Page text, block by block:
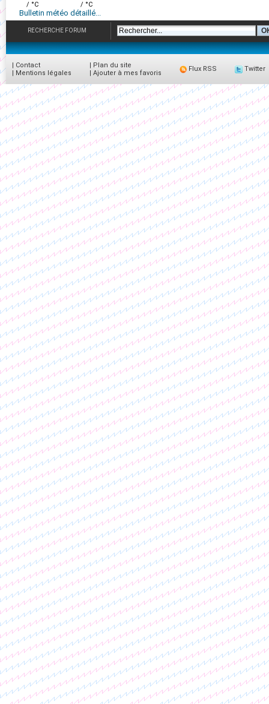
/ °C / °C
Bulletin météo détaillé...
RECHERCHE FORUM
| Contact
| Mentions légales
| Plan du site
| Ajouter à mes favoris
Flux RSS Twitter